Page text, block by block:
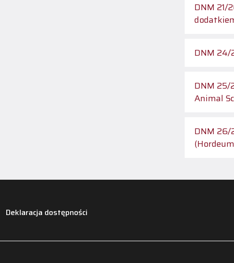
DNM 21/
DNM 24/
DNM 25/
Animal
DNM 26/
Deklaracja dostępności